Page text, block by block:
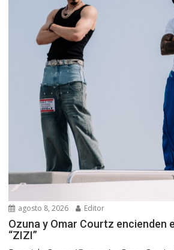
agosto 8, 2026 Editor
Ozuna y Omar Courtz encienden
“ZIZI”